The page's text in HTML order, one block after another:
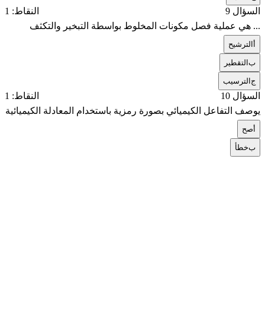
السؤال 9
النقاط: 1
... هي عملية فصل مكونات المخلوط بواسطة التبخير والتكثف
الترشيح
بالتقطير
جالترسيب
السؤال 10
النقاط: 1
يوصف التفاعل الكيميائي بصورة رمزية باستخدام المعادلة الكيميائية
صح
بخطأ